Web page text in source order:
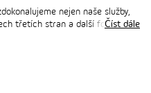
nejen naše služby,
třetích stran a další formy
změnit v zápatí stránky v
tom, jak se soubory cookies a
uplatnění vašich práv,
Číst dále